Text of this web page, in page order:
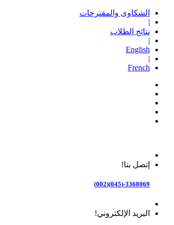
الشكاوى والمقترحات
|
نتائج الطلاب
|
English
|
French
إتصل بنا!
3368069-(045)(002)
البريد الإلكتروني!